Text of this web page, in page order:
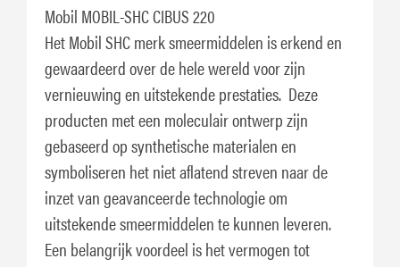
Mobil MOBIL-SHC CIBUS 220
Het Mobil SHC merk smeermiddelen is erkend en
gewaardeerd over de hele wereld voor zijn
vernieuwing en uitstekende prestaties. Deze
producten met een moleculair ontwerp zijn
gebaseerd op synthetische materialen en
symboliseren het niet aflatend streven naar de
inzet van geavanceerde technologie om
uitstekende smeermiddelen te kunnen leveren.
Een belangrijk voordeel is het vermogen tot